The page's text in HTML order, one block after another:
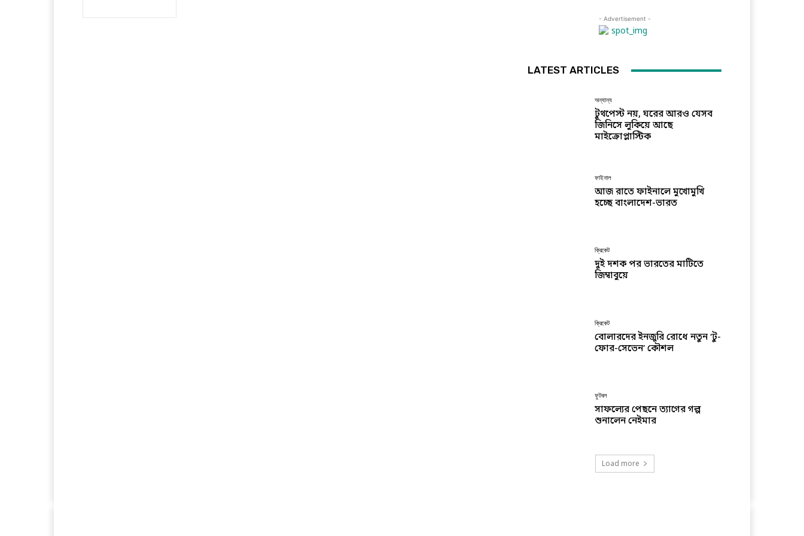
- Advertisement -
LATEST ARTICLES
অন্যান্য
টুথপেস্ট নয়, ঘরের আরও যেসব
জিনিসে লুকিয়ে আছে
মাইক্রোপ্লাস্টিক
ফাইনাল
আজ রাতে ফাইনালে মুখোমুখি
হচ্ছে বাংলাদেশ-ভারত
ক্রিকেট
দুই দশক পর ভারতের মাটিতে
জিম্বাবুয়ে
ক্রিকেট
বোলারদের ইনজুরি রোধে নতুন ‘টু-
ফোর-সেভেন’ কৌশল
ফুটবল
সাফল্যের পেছনে ত্যাগের গল্প
শুনালেন নেইমার
Load more